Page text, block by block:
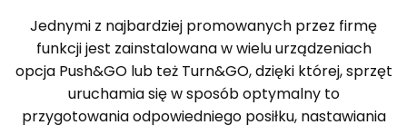
Jednymi z najbardziej promowanych przez firmę
funkcji jest zainstalowana w wielu urządzeniach
opcja Push&GO lub też Turn&GO, dzięki której, sprzęt
uruchamia się w sposób optymalny to
przygotowania odpowiedniego posiłku, nastawiania